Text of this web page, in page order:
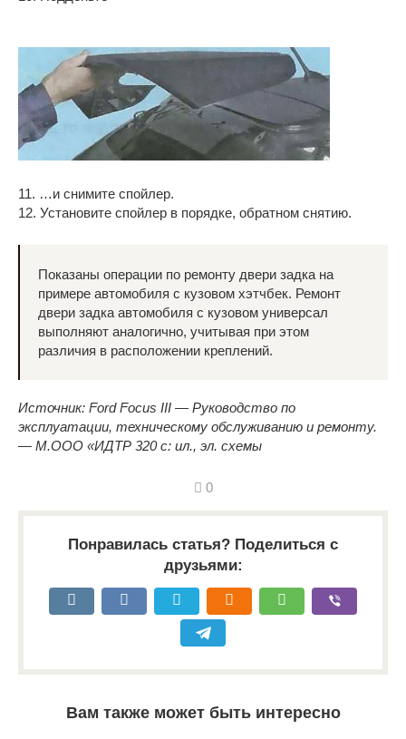
11. …и снимите спойлер.
12. Установите спойлер в порядке, обратном снятию.
Показаны операции по ремонту двери задка на
примере автомобиля с кузовом хэтчбек. Ремонт
двери задка автомобиля с кузовом универсал
выполняют аналогично, учитывая при этом
различия в расположении креплений.
Источник: Ford Focus III — Руководство по
эксплуатации, техническому обслуживанию и ремонту.
— М.ООО «ИДТР 320 с: ил., эл. схемы
0
Понравилась статья? Поделиться с
друзьями:
Вам также может быть интересно